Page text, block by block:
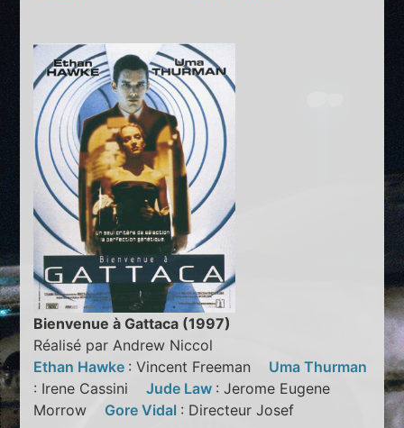
Bienvenue à Gattaca (1997)
Réalisé par Andrew Niccol
Ethan Hawke : Vincent Freeman Uma Thurman
: Irene CassiniJude Law : Jerome Eugene
Morrow Gore Vidal : Directeur Josef